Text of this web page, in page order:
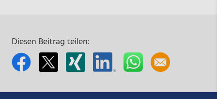
Diesen Beitrag teilen: